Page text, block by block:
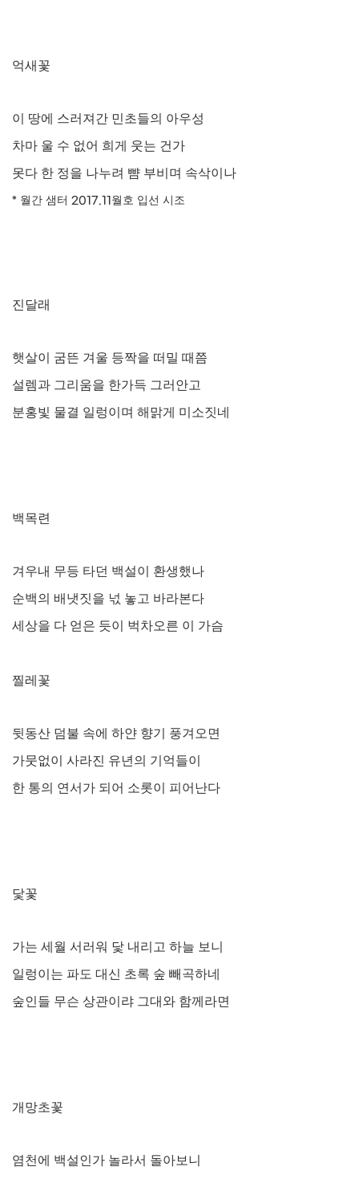
억새꽃
이 땅에 스러져간 민초들의 아우성
차마 울 수 없어 희게 웃는 건가
못다 한 정을 나누려 뺨 부비며 속삭이나
* 월간 샘터 2017.11 월호 입선 시조
진달래
햇살이 굼뜬 겨울 등짝을 떠밀 때쯤
설렘과 그리움을 한가득 그러안고
분홍빛 물결 일렁이며 해맑게 미소짓네
백목련
겨우내 무등 타던 백설이 환생했나
순백의 배냇짓을 넋 놓고 바라본다
세상을 다 얻은 듯이 벅차오른 이 가슴
찔레꽃
뒷동산 덤불 속에 하얀 향기 풍겨오면
가뭇없이 사라진 유년의 기억들이
한 통의 연서가 되어 소롯이 피어난다
닻꽃
가는 세월 서러워 닻 내리고 하늘 보니
일렁이는 파도 대신 초록 숲 빼곡하네
숲인들 무슨 상관이랴 그대와 함께라면
개망초꽃
염천에 백설인가 놀라서 돌아보니